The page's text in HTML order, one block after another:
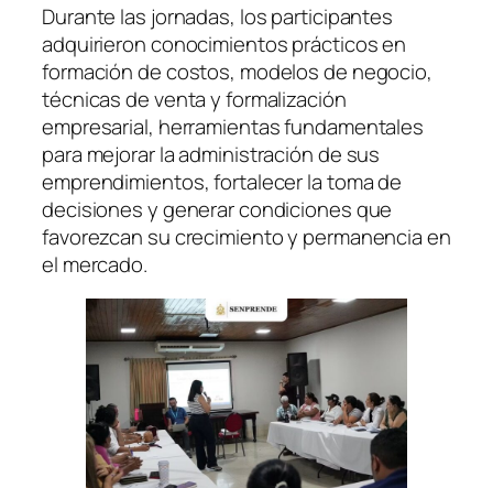
Durante las jornadas, los participantes
adquirieron conocimientos prácticos en
formación de costos, modelos de negocio,
técnicas de venta y formalización
empresarial, herramientas fundamentales
para mejorar la administración de sus
emprendimientos, fortalecer la toma de
decisiones y generar condiciones que
favorezcan su crecimiento y permanencia en
el mercado.